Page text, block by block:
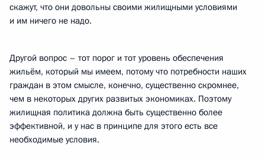
скажут, что они довольны своими жилищными условиями
и им ничего не надо.
Другой вопрос – тот порог и тот уровень обеспечения
жильём, который мы имеем, потому что потребности наших
граждан в этом смысле, конечно, существенно скромнее,
чем в некоторых других развитых экономиках. Поэтому
жилищная политика должна быть существенно более
эффективной, и у нас в принципе для этого есть все
необходимые условия.